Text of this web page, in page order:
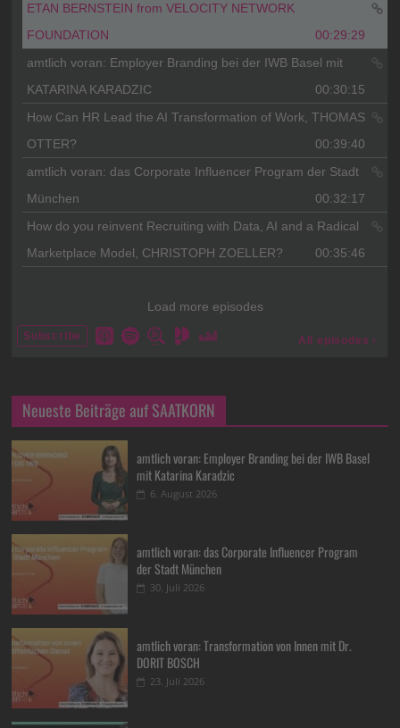
Neueste Beiträge auf SAATKORN
amtlich voran: Employer Branding bei der IWB Basel
mit Katarina Karadzic
6. August 2026
amtlich voran: das Corporate Influencer Program
der Stadt München
30. Juli 2026
amtlich voran: Transformation von Innen mit Dr.
DORIT BOSCH
23. Juli 2026